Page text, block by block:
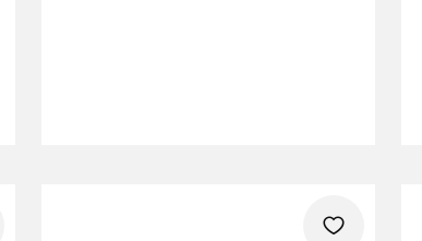
heart